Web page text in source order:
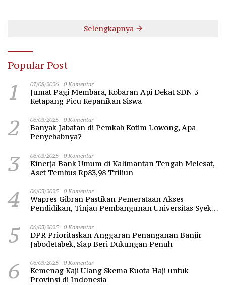
Selengkapnya
Popular Post
1 07/08/2026 0 Komentar
Jumat Pagi Membara, Kobaran Api Dekat SDN 3
Ketapang Picu Kepanikan Siswa
2 06/03/2025 0 Komentar
Banyak Jabatan di Pemkab Kotim Lowong, Apa
Penyebabnya?
3 06/03/2025 0 Komentar
Kinerja Bank Umum di Kalimantan Tengah Melesat,
Aset Tembus Rp83,98 Triliun
4 06/03/2025 0 Komentar
Wapres Gibran Pastikan Pemerataan Akses
Pendidikan, Tinjau Pembangunan Universitas Syekh
5 06/03/2025 0 Komentar
DPR Prioritaskan Anggaran Penanganan Banjir
Jabodetabek, Siap Beri Dukungan Penuh
6 06/03/2025 0 Komentar
Kemenag Kaji Ulang Skema Kuota Haji untuk
Provinsi di Indonesia